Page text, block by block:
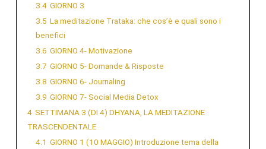
3.4 GIORNO 3
3.5 La meditazione Trataka: che cos’è e quali sono i
benefici
3.6 GIORNO 4- Motivazione
3.7 GIORNO 5- Domande & Risposte
3.8 GIORNO 6- Journaling
3.9 GIORNO 7- Social Media Detox
4 SETTIMANA 3 (DI 4) DHYANA, LA MEDITAZIONE
TRASCENDENTALE
4.1 GIORNO 1 (10 MAGGIO) Introduzione tema della